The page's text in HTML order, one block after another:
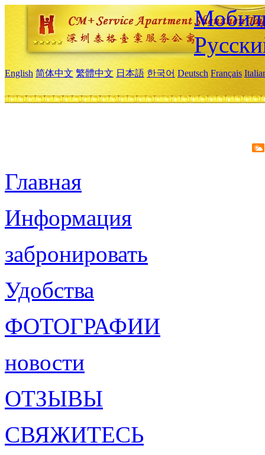
English 简体中文 繁體中文 日本語 한국어 Deutsch Français
Главная
Информация
забронировать
Удобства
ФОТОГРАФИИ
новости
ОТЗЫВЫ
СВЯЖИТЕСЬ